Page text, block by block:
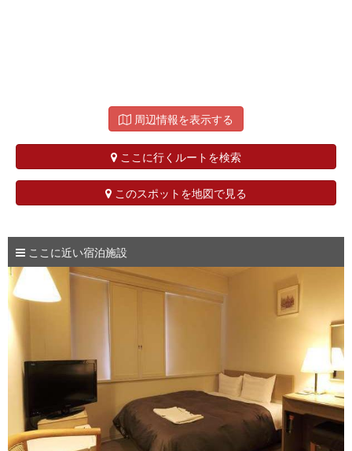
周辺情報を表示する
ここに行くルートを検索
このスポットを地図で見る
ここに近い宿泊施設